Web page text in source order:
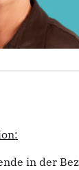
in der